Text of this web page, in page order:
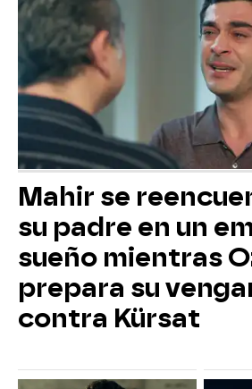
Mahir se
su padre en un
sueño mientras
prepara su
contra Kürsat